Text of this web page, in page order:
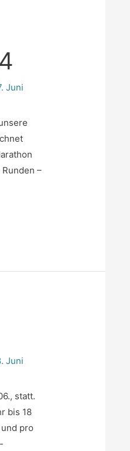
Juni
–
Juni
statt.
bis 18
pro